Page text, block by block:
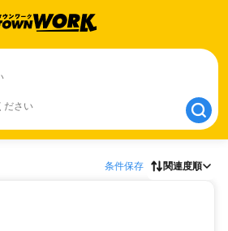
ださい
条件保存 関連度順